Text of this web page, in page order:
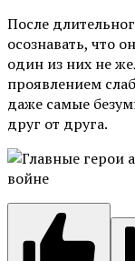
После
осознавать, что
один из них не
проявлением
даже самые
друг от друга.